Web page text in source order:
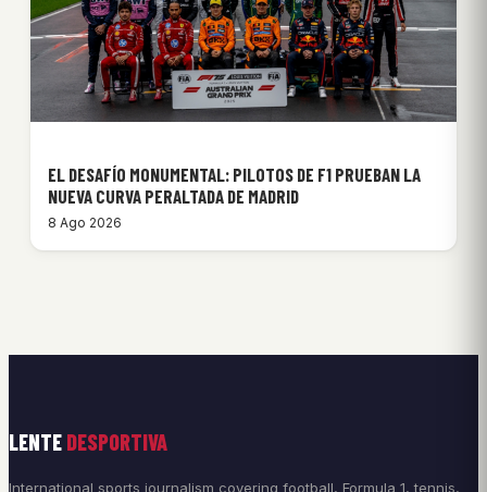
EL DESAFÍO MONUMENTAL: PILOTOS DE F1 PRUEBAN LA
NUEVA CURVA PERALTADA DE MADRID
8 Ago 2026
LENTE DESPORTIVA
International sports journalism covering football, Formula 1, tennis,